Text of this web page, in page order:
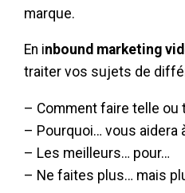
marque.
En inbound marketing
traiter vos sujets de
– Comment faire telle ou
– Pourquoi… vous aidera
– Les meilleurs… pour…
– Ne faites plus… mais